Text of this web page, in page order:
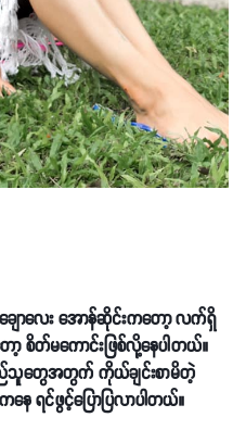
ောလေး အောန်ဆိုင်းကတော့ လက်ရှိ
ာ့ စိတ်မကောင်းဖြစ်လို့နေပါတယ်။
ည်သူတွေအတွက် ကိုယ်ချင်းစာမိတဲ့
ရင်ဖွင့်ပြောပြလာပါတယ်။